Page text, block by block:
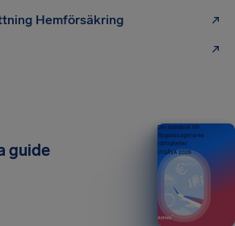
Hemförsäkring
guide
Din handbok till
flygpassagerares
rättigheter
UTGÅVA 2026